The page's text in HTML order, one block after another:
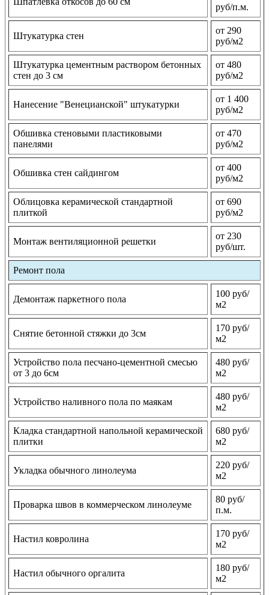
руб/п.м.
Штукатурка стен
от 290
руб/м2
Штукатурка цементным раствором бетонных
стен до 3 см
от 480
руб/м2
Нанесение "Венецианской" штукатурки
от 1 400
руб/м2
Обшивка стеновыми пластиковыми
панелями
от 470
руб/м2
Обшивка стен сайдингом
от 400
руб/м2
Облицовка керамической стандартной
плиткой
от 690
руб/м2
Монтаж вентиляционной решетки
от 230
руб/шт.
Ремонт пола
Демонтаж паркетного пола
100 руб/
м2
Снятие бетонной стяжки до 3см
170 руб/
м2
Устройство пола песчано-цементной смесью
от 3 до 6см
480 руб/
м2
Устройство наливного пола по маякам
480 руб/
м2
Кладка стандартной напольной керамической
плитки
680 руб/
м2
Укладка обычного линолеума
220 руб/
м2
Проварка швов в коммерческом линолеуме
80 руб/
п.м.
Настил ковролина
170 руб/
м2
Настил обычного оргалита
180 руб/
м2